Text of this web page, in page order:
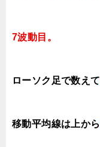
7波動目。
ローソク足で数えて
移動平均線は上から